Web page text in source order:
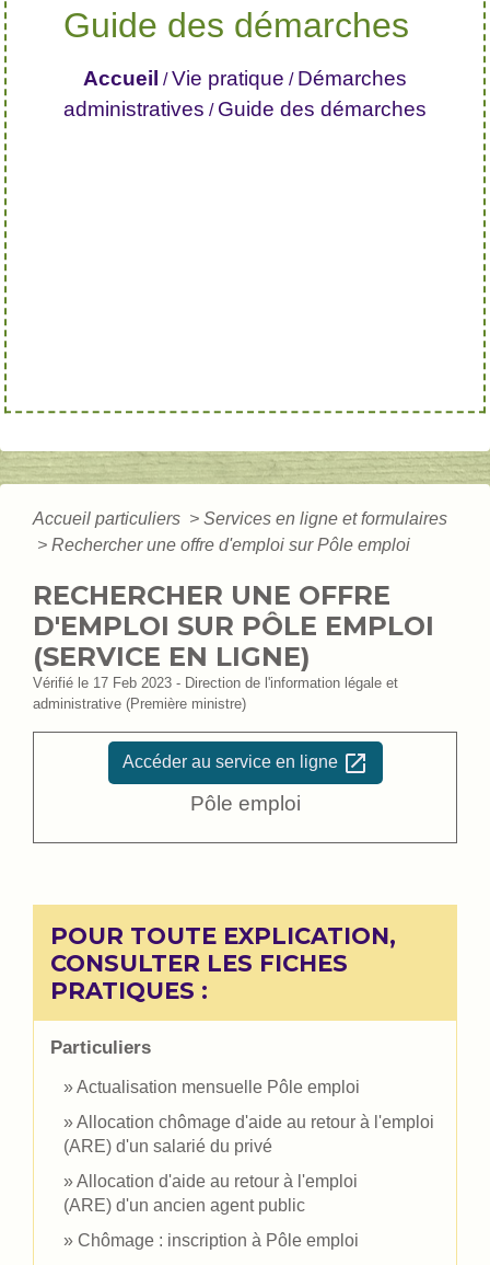
Guide des démarches
Accueil /Vie pratique / Démarches
administratives / Guide des démarches
Accueil particuliers > Services en ligne et formulaires
> Rechercher une offre d'emploi sur Pôle emploi
RECHERCHER UNE OFFRE
D'EMPLOI SUR PÔLE EMPLOI
(SERVICE EN LIGNE)
Vérifié le 17 Feb 2023 - Direction de l'information légale et
administrative (Première ministre)
Accéder au service en ligne open_in_new
Pôle emploi
POUR TOUTE EXPLICATION,
CONSULTER LES FICHES
PRATIQUES :
Particuliers
Actualisation mensuelle Pôle emploi
Allocation chômage d'aide au retour à l'emploi
(ARE) d'un salarié du privé
Allocation d'aide au retour à l'emploi
(ARE) d'un ancien agent public
Chômage : inscription à Pôle emploi